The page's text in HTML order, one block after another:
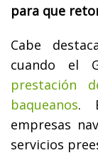
para que
Cabe
cuando el
prestación
baqueanos.
empresas
servicios